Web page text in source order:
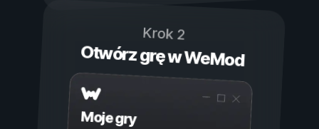
Krok 2
Otwórz grę w WeMod
Moje gry